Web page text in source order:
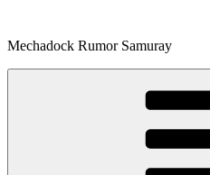
テ
ン
Mechadock Rumor Samuray